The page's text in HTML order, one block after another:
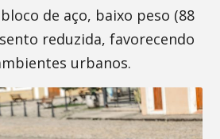
de aço, baixo peso (88
reduzida, favorecendo
urbanos.